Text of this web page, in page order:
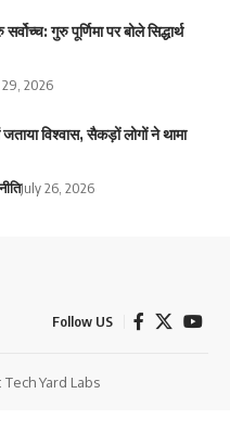
गुरु पूर्णिमा पर बोले सिद्धार्थ
29, 2026
विश्वास, सैकड़ों लोगों ने थामा
July 26, 2026
Follow US
Tech Yard Labs